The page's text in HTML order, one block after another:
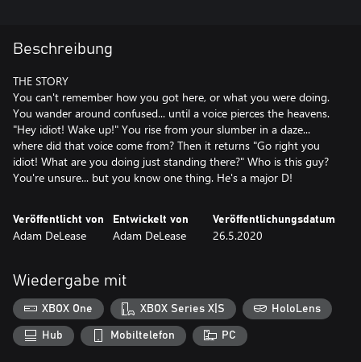
Beschreibung
THE STORY
You can't remember how you got here, or what you were doing.
You wander around confused... until a voice pierces the heavens.
"Hey idiot! Wake up!" You rise from your slumber in a daze...
where did that voice come from? Then it returns "Go right you
idiot! What are you doing just standing there?" Who is this guy?
You're unsure... but you know one thing. He's a major D!
Veröffentlicht von
Adam DeLease
Entwickelt von
Adam DeLease
Veröffentlichungsdatum
26.5.2020
Wiedergabe mit
XBOX One XBOX Series X|S HoloLens
Hub Mobiltelefon PC